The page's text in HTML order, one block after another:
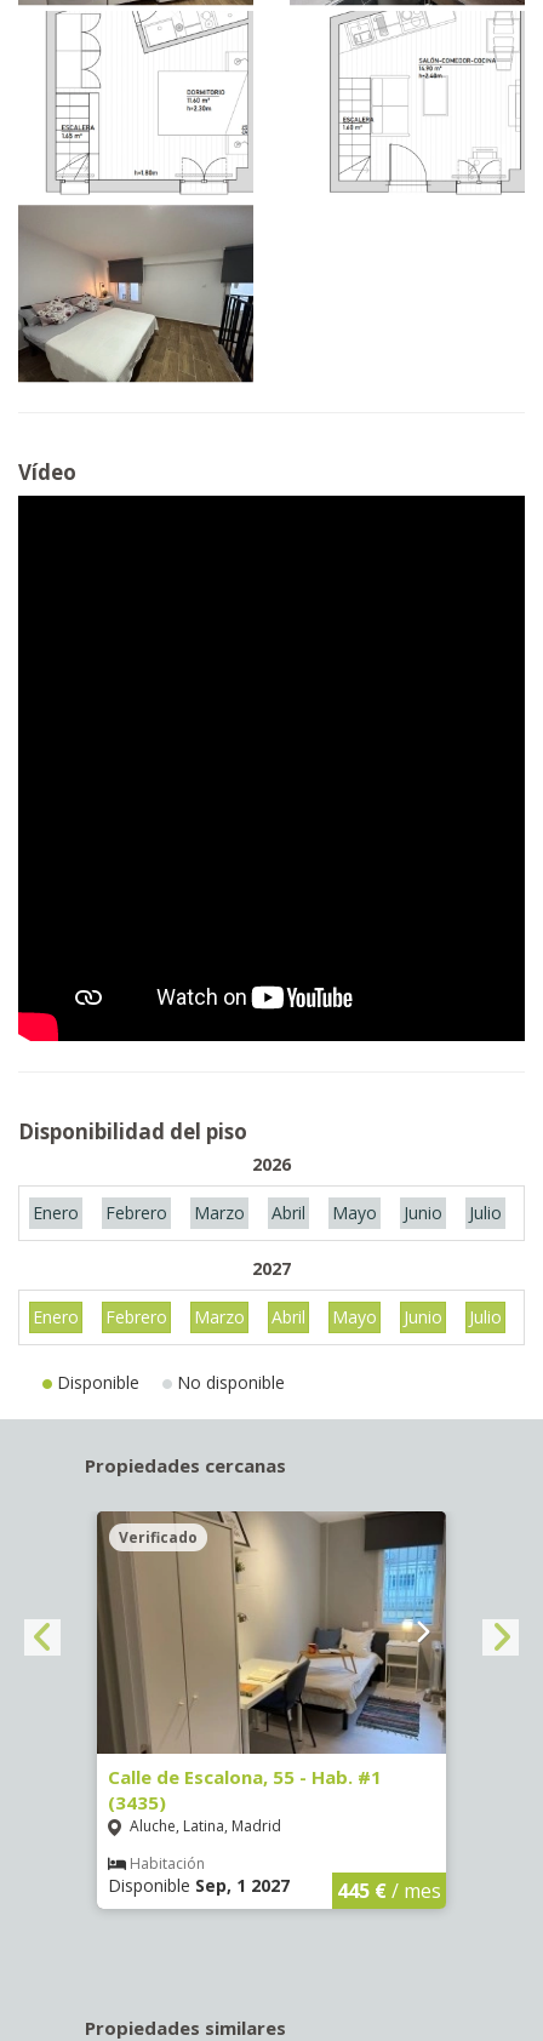
Vídeo
Disponibilidad del piso
2026
Enero Febrero Marzo Abril Mayo Junio Julio
2027
Enero Febrero Marzo Abril Mayo Junio Julio
Disponible No disponible
Propiedades cercanas
Verificado
Calle de Escalona, 55 - Hab. #1
(3435)
Aluche, Latina, Madrid
Habitación
Disponible Sep, 1 2027 445 €/ mes
Propiedades similares